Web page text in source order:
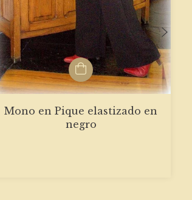
Mono en Pique elastizado en
negro